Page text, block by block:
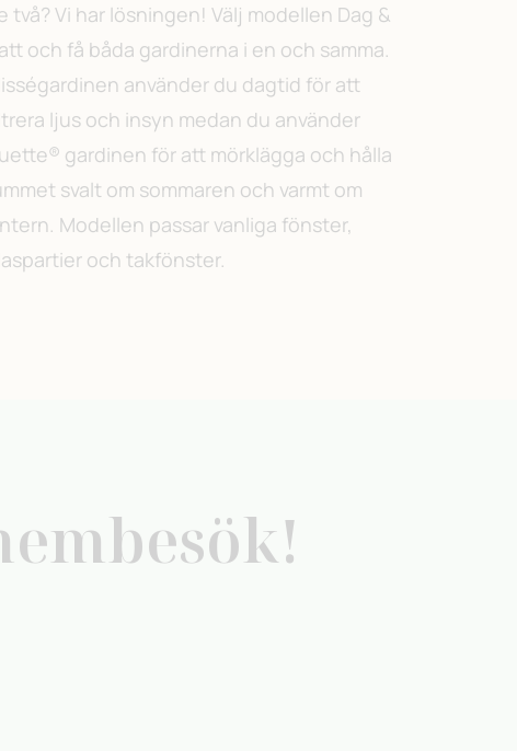
två? Vi har lösningen! Välj modellen Dag &
och få båda gardinerna i en och samma.
använder du dagtid för att
ljus och insyn medan du använder
gardinen för att mörklägga och hålla
svalt om sommaren och varmt om
Modellen passar vanliga fönster,
och takfönster.